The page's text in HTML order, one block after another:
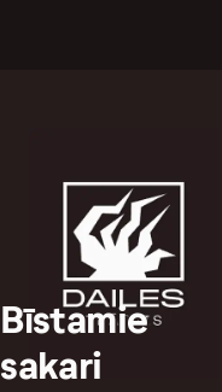
Bīstamie
sakari